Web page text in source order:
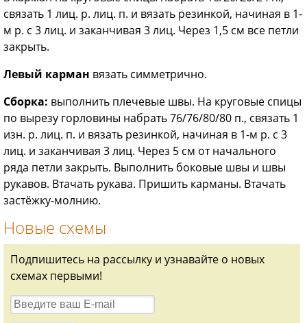
связать 1 лиц. р. лиц. п. и вязать резинкой, начиная в 1-
м р. с 3 лиц. и заканчивая 3 лиц. Через 1,5 см все петли
закрыть.
Левый карман вязать симметрично.
Сборка: выполнить плечевые швы. На круговые спицы
по вырезу горловины набрать 76/76/80/80 п., связать 1
изн. р. лиц. п. и вязать резинкой, начиная в 1-м р. с 3
лиц. и заканчивая 3 лиц. Через 5 см от начального
ряда петли закрыть. Выполнить боковые швы и швы
рукавов. Втачать рукава. Пришить карманы. Втачать
застёжку-молнию.
Новые схемы
Подпишитесь на рассылку и узнавайте о новых
схемах первыми!